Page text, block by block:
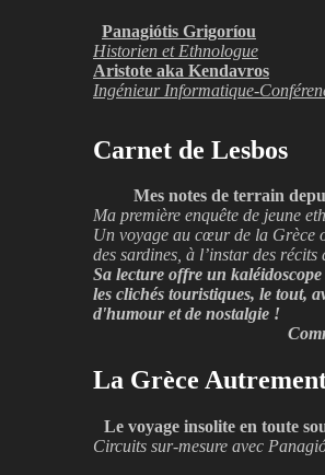
Panagiótis Grigoríou
Historien et Ethnologue
Aristote aka Kendavros
Ingénieur Informatique-
Carnet de Lesbos
Mes notes de terrain
Ma première enquête de jeune
Un voyage au cœur de la Grèce
des sardines, à l’instar des
Sa lecture offre un
les clichés touristiques, le tout,
d'humour et de nostalgie !
La Grèce
Le voyage insolite en toute
Circuits sur-mesure avec